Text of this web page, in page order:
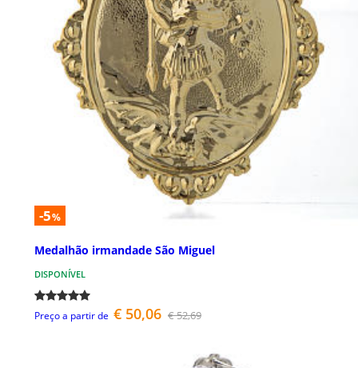
-5%
Medalhão irmandade São Miguel
DISPONÍVEL
Preço a partir de € 50,06 € 52,69